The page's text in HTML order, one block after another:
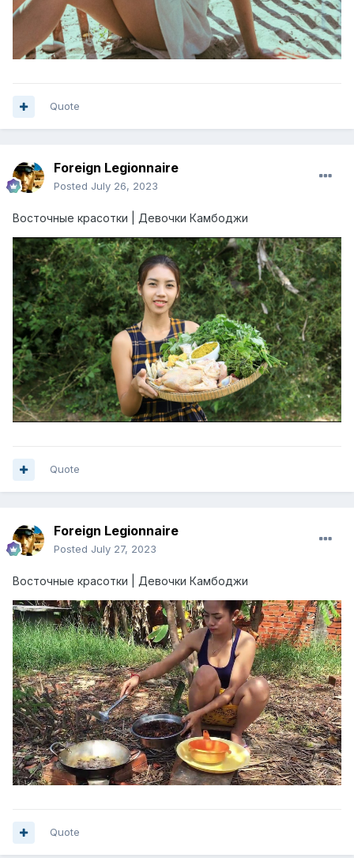
Quote
Foreign Legionnaire
Posted July 26, 2023
Восточные красотки | Девочки Камбоджи
Quote
Foreign Legionnaire
Posted July 27, 2023
Восточные красотки | Девочки Камбоджи
Quote